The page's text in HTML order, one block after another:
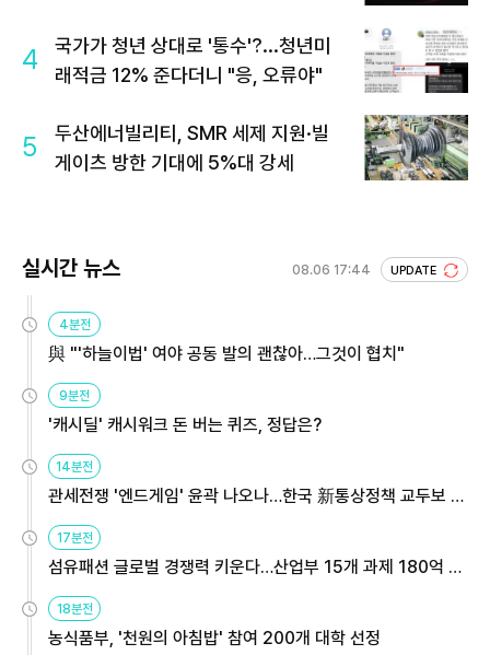
4
국가가 청년 상대로 '통수'?...청년미
래적금 12% 준다더니 "응, 오류야"
5
두산에너빌리티, SMR 세제 지원·빌
게이츠 방한 기대에 5%대 강세
실시간 뉴스 08.06 17:44 UPDATE
4분전
與 "'하늘이법' 여야 공동 발의 괜찮아…그것이 협치"
9분전
'캐시딜' 캐시워크 돈 버는 퀴즈, 정답은?
14분전
관세전쟁 '엔드게임' 윤곽 나오나…한국 新통상정책 교두보 활
17분전
섬유패션 글로벌 경쟁력 키운다…산업부 15개 과제 180억 지
18분전
농식품부, '천원의 아침밥' 참여 200개 대학 선정